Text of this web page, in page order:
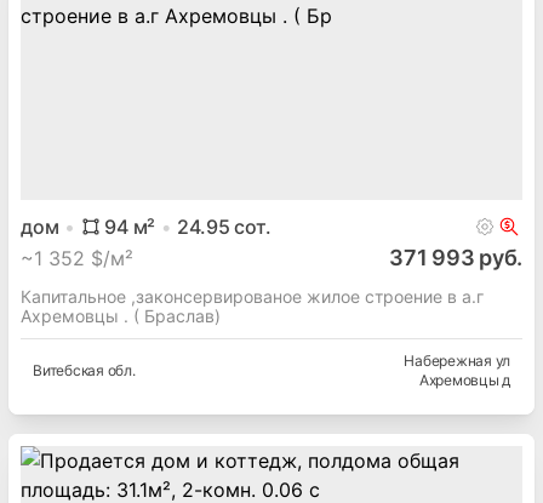
дом 94м² 24.95 сот.
~1 352 $/м² 371 993 руб.
Капитальное ,законсервированое жилое строение в а.г
Ахремовцы . ( Браслав)
Витебская обл.
Набережная ул
Ахремовцы д